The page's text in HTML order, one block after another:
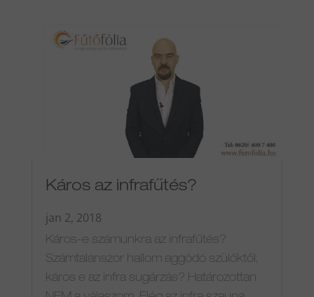
Káros az infrafűtés?
jan 2, 2018
Káros-e számunkra az infrafűtés?
Számtalanszor hallom aggódó szülőktől,
káros e az infra sugárzás? Határozottan